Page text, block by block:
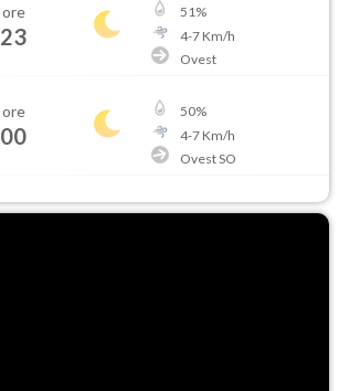
ore
23
51%
4-7Km/h
Ovest
ore
00
50%
4-7Km/h
Ovest SO